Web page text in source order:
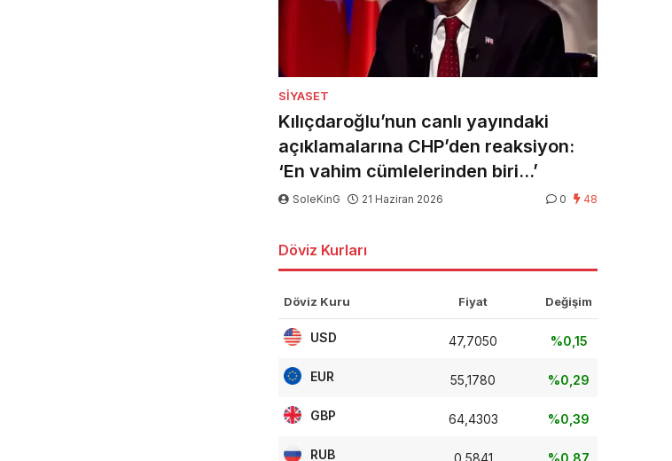
SIYASET
Kılıçdaroğlu’nun canlı yayındaki
açıklamalarına CHP’den reaksiyon:
‘En vahim cümlelerinden biri…’
SoleKinG 21 Haziran 2026 0 48
Döviz Kurları
Döviz Kuru Fiyat Değişim
USD 47,7050 %0,15
EUR 55,1780 %0,29
GBP 64,4303 %0,39
RUB 0,5841 %0,87